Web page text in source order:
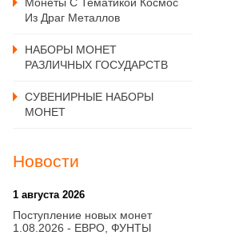
Из Драг Металлов
НАБОРЫ МОНЕТ
РАЗЛИЧНЫХ ГОСУДАРСТВ
СУВЕНИРНЫЕ НАБОРЫ
МОНЕТ
Новости
1 августа 2026
Поступление новых монет
1.08.2026 - ЕВРО, ФУНТЫ